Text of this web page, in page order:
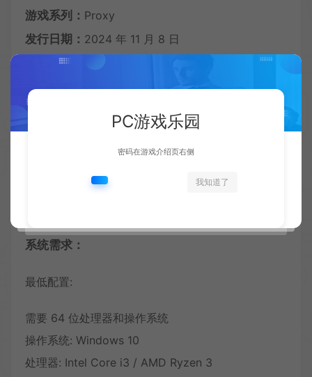
游戏系列： Proxy
发行日期： 2024 年 11 月 8 日
官方购买：
https://haohw.fhyx.hk/item/9526.html
2025/4/29 更新 v1.1.0
2025/10/27 更新 v1.2.0 白金与无限DLC
2026/5/30 更新 v1.3.0 融合神祇DLC
中文设置：SETTINGS — Language 选择
系统需求：
最低配置:
需要 64 位处理器和操作系统
操作系统: Windows 10
处理器: Intel Core i3 / AMD Ryzen 3
PC游戏乐园
密码在游戏介绍页右侧
我知道了